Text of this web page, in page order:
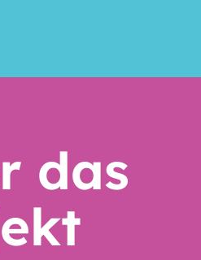
das